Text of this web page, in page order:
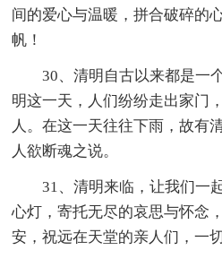
间的爱心与温暖，拼合破碎的
帆！
30、清明自古以来都是一
明这一天，人们纷纷走出家门
人。在这一天往往下雨，故有
人欲断魂之说。
31、清明来临，让我们一
心灯，寄托无尽的哀思与怀念
安，祝远在天堂的亲人们，一